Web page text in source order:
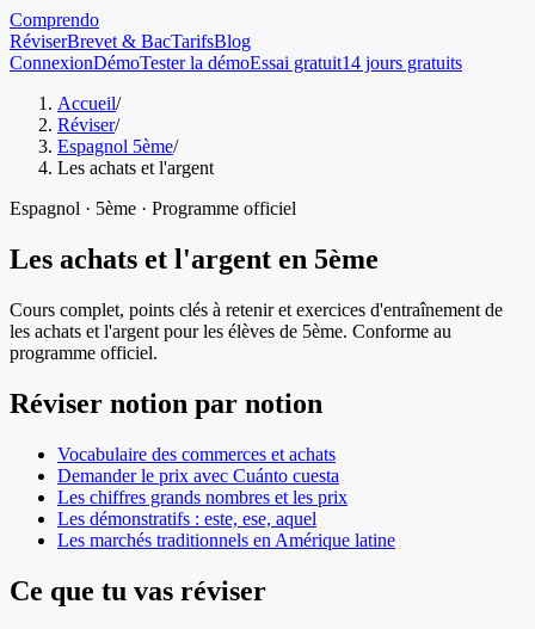
Comprendo
RéviserBrevet & BacTarifsBlog
ConnexionDémoTester la démoEssai gratuit14 jours gratuits
Accueil/
Réviser/
Espagnol 5ème/
Les achats et l'argent
Espagnol · 5ème · Programme officiel
Les achats et l'argent en 5ème
Cours complet, points clés à retenir et exercices d'entraînement de
les achats et l'argent pour les élèves de 5ème. Conforme au
programme officiel.
Réviser notion par notion
Vocabulaire des commerces et achats
Demander le prix avec Cuánto cuesta
Les chiffres grands nombres et les prix
Les démonstratifs : este, ese, aquel
Les marchés traditionnels en Amérique latine
Ce que tu vas réviser